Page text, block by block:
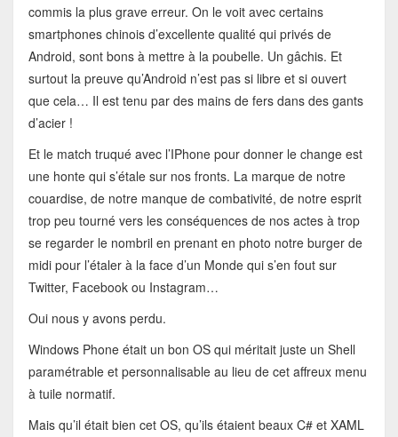
commis la plus grave erreur. On le voit avec certains
smartphones chinois d’excellente qualité qui privés de
Android, sont bons à mettre à la poubelle. Un gâchis. Et
surtout la preuve qu’Android n’est pas si libre et si ouvert
que cela… Il est tenu par des mains de fers dans des gants
d’acier !
Et le match truqué avec l’IPhone pour donner le change est
une honte qui s’étale sur nos fronts. La marque de notre
couardise, de notre manque de combativité, de notre esprit
trop peu tourné vers les conséquences de nos actes à trop
se regarder le nombril en prenant en photo notre burger de
midi pour l’étaler à la face d’un Monde qui s’en fout sur
Twitter, Facebook ou Instagram…
Oui nous y avons perdu.
Windows Phone était un bon OS qui méritait juste un Shell
paramétrable et personnalisable au lieu de cet affreux menu
à tuile normatif.
Mais qu’il était bien cet OS, qu’ils étaient beaux C# et XAML